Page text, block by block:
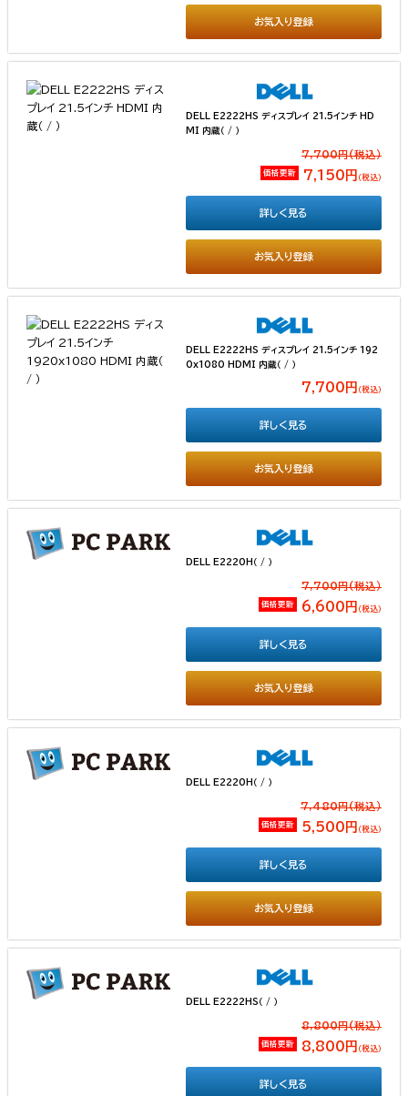
お気入り登録
DELL E2222HS ディスプレイ 21.5インチ HD
MI 内蔵（ / ）
7,700円(税込）
価格更新 7,150円 （税込）
お気入り登録
詳しく見る
DELL E2222HS ディスプレイ 21.5インチ 192
0x1080 HDMI 内蔵（ / ）
7,700円 （税込）
お気入り登録
詳しく見る
DELL E2220H（ / ）
7,700円(税込）
価格更新 6,600円 （税込）
お気入り登録
詳しく見る
DELL E2220H（ / ）
7,480円(税込）
価格更新 5,500円 （税込）
お気入り登録
詳しく見る
DELL E2222HS（ / ）
8,800円(税込）
価格更新 8,800円 （税込）
詳しく見る